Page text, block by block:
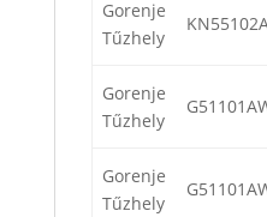
Gorenje
Tűzhely
Gorenje
Tűzhely
Gorenje
Tűzhely